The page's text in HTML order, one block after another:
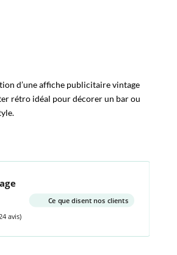
d’une affiche publicitaire vintage
rétro idéal pour décorer un bar ou
Ce que disent nos clients
avis)